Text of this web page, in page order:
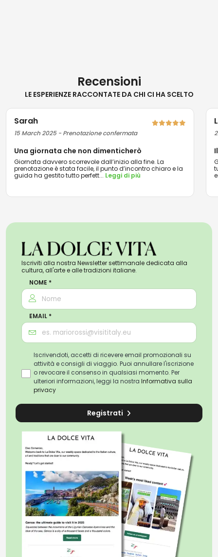
Recensioni
LE ESPERIENZE RACCONTATE DA CHI CI HA SCELTO
Sarah
15 March 2025 - Prenotazione confermata
Una giornata che non dimenticherò
Giornata davvero scorrevole dall’inizio alla fine. La
prenotazione è stata facile, il punto d’incontro chiaro e la
guida ha gestito tutto perfett... Leggi di più
Iscriviti alla nostra Newsletter settimanale dedicata alla
cultura, all'arte e alle tradizioni italiane.
NOME *
EMAIL *
Iscrivendoti, accetti di ricevere email promozionali su
attività e consigli di viaggio. Puoi annullare l'iscrizione
o revocare il consenso in qualsiasi momento. Per
ulteriori informazioni, leggi la nostra Informativa sulla
privacy
Registrati